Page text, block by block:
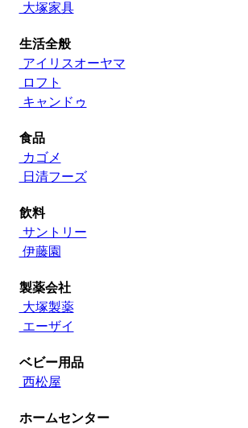
大塚家具
生活全般
アイリスオーヤマ
ロフト
キャンドゥ
食品
カゴメ
日清フーズ
飲料
サントリー
伊藤園
製薬会社
大塚製薬
エーザイ
ベビー用品
西松屋
ホームセンター